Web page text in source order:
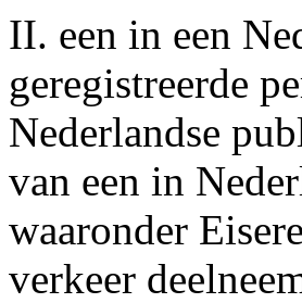
II. een in een
geregistreerde
Nederlandse
van een in
waaronder
verkeer